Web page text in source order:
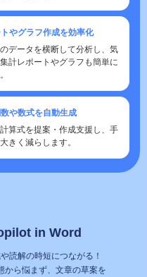
やグラフ作成を効率化
データを横断して分析し、気
計レポートやグラフも簡単に
や数式を自動生成
算式を提案・作成支援し、手
きく減らします。
in Word
読解の時短につながる！
から悩まず、文章の草案を